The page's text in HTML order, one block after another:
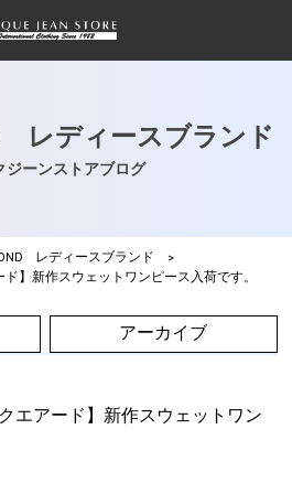
レディースブランド
ジーンストアブログ
レディースブランド
>
ド】新作スウェットワンピース入荷です。
アーカイブ
クエアード】新作スウェットワン